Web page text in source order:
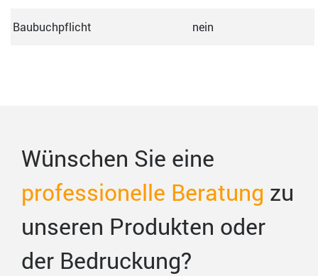
Baubuchpflicht nein
Wünschen Sie eine
professionelle Beratung zu
unseren Produkten oder
der Bedruckung?